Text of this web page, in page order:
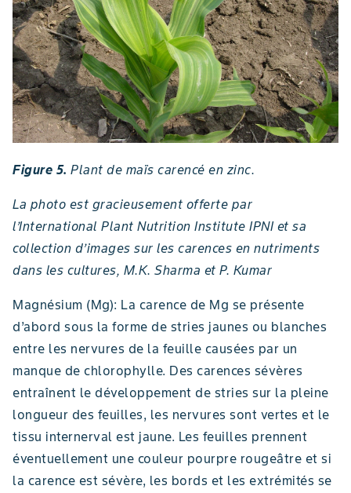
Figure 5. Plant de maïs carencé en zinc.
La photo est gracieusement offerte par
l’International Plant Nutrition Institute IPNI et sa
collection d’images sur les carences en nutriments
dans les cultures, M.K. Sharma et P. Kumar
Magnésium (Mg): La carence de Mg se présente
d’abord sous la forme de stries jaunes ou blanches
entre les nervures de la feuille causées par un
manque de chlorophylle. Des carences sévères
entraînent le développement de stries sur la pleine
longueur des feuilles, les nervures sont vertes et le
tissu internerval est jaune. Les feuilles prennent
éventuellement une couleur pourpre rougeâtre et si
la carence est sévère, les bords et les extrémités se